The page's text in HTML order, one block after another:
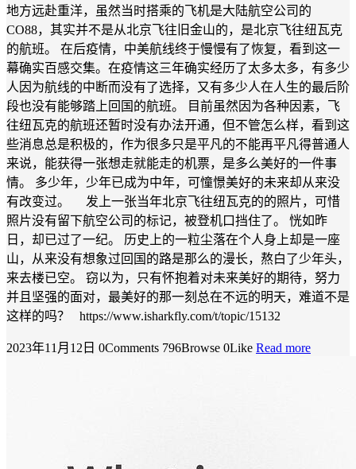
地方远赴重洋，虽然当时搭乘的飞机是大陆航空公司的
CO88，其实并不是从北京飞往旧金山的，是北京飞往纽瓦克
的航班。 在后疫情，中美航线终于慢慢有了恢复，看到这一
幕确实百感交集。在疫情这三年确实经历了太多太多，有多少
人因为航线的中断而没有了选择，又有多少人在人生的最后阶
段也没有能够踏上回国的航班。 目前虽然因为各种因素，飞
往纽瓦克的航班还暂时没有办法开通，但不管怎么样，看到这
些消息总是积极的，作为很多只是平凡的不能再平凡得普通人
来说，能获得一张想走就能走的机票，是多么美好的一件事
情。 多少年，少年已成为中年，可憧憬美好的未来却从来没
有改变过。 发上一张当年北京飞往纽瓦克的的照片，可惜
照片没有留下航空公司的标记，被登机口挡住了。 恍如昨
日，却已过了一纪。 历史上的一粒尘落在个人身上却是一座
山，从来没有想象过回国的路是那么的漫长，熬白了少年头，
来去楼已空。 窃以为，只有怀抱着对未来美好的期待，努力
并且坚强的面对，最美好的那一刻总在不远的明天，难道不是
这样的吗？ https://www.isharkfly.com/t/topic/15132
2023年11月12日 0Comments 796Browse 0Like Read more